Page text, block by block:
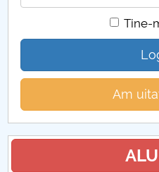
Hotarari Senat din 7
Hotarari Senat din 30
Hotarari Senat din 26
Hotarari Senat din 9
Tine-
Am